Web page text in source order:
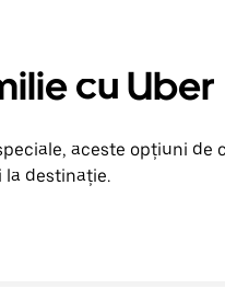
cu Uber
aceste opțiuni de
la destinație.